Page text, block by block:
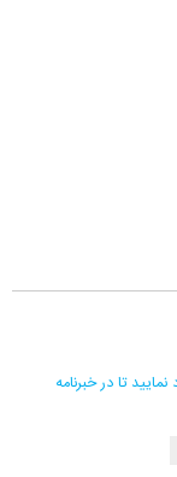
تا در خبرنامه